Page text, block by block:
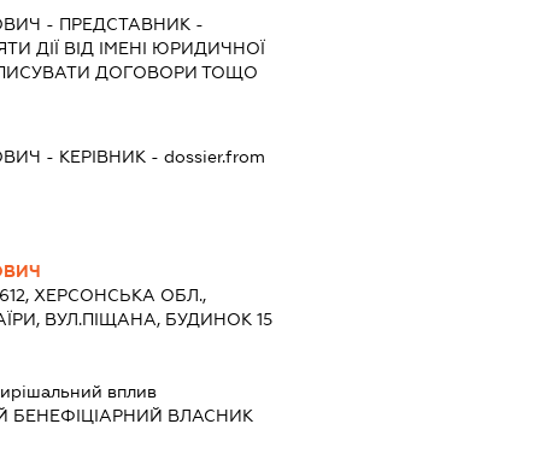
- ПРЕДСТАВНИК -
ДІЇ ВІД ІМЕНІ ЮРИДИЧНОЇ
ДОГОВОРИ ТОЩО
- КЕРІВНИК - dossier.from
ХЕРСОНСЬКА ОБЛ.,
ВУЛ.ПІЩАНА, БУДИНОК 15
вплив
БЕНЕФІЦІАРНИЙ ВЛАСНИК